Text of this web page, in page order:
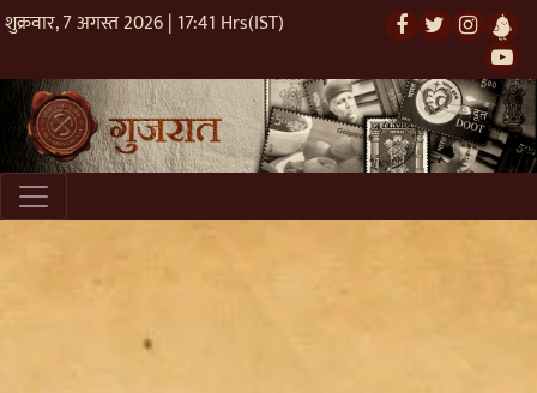
शुक्रवार, 7 अगस्त 2026 | 17:41 Hrs(IST)